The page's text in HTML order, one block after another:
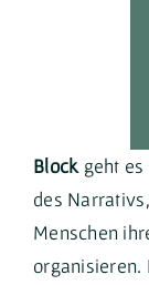
Block geht
des
Menschen
organisieren.